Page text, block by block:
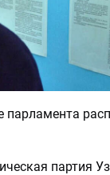
парламента
партия